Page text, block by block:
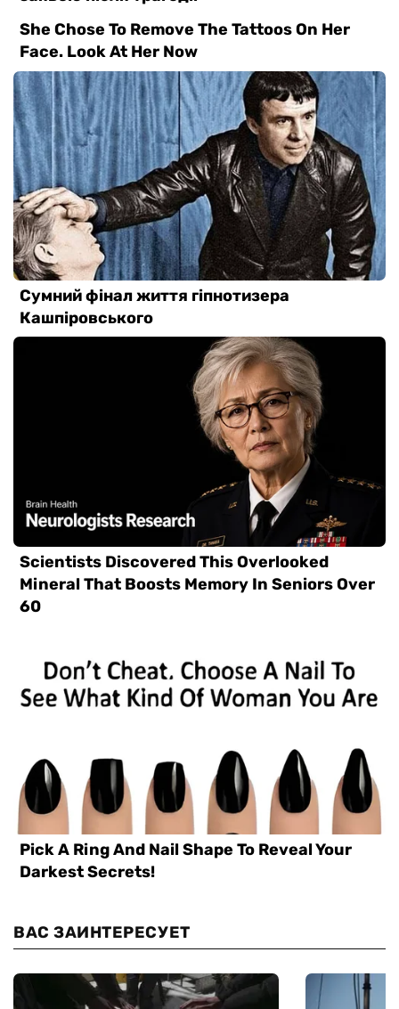
ВАС ЗАИНТЕРЕСУЕТ